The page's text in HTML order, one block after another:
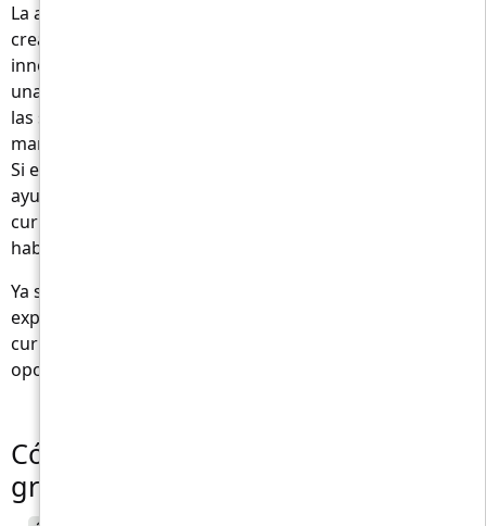
La aplicación Resume AI revoluciona el proceso de
creación de un perfil profesional. Con esta tecnología
innovadora, elaborar un currículum impactante ya no es
una tarea desalentadora. Puede crear fácilmente todas
las secciones necesarias para su currículum
manteniendo un tono coherente en todo el documento.
Si el inglés no es su primer idioma, nuestra aplicación lo
ayudará a superar la barrera del idioma y crear un
currículum que demuestre con precisión sus
habilidades y calificaciones.
Ya sea que sea un recién graduado o un profesional
experimentado, AI Resume Builder lo ayudará a crear un
currículum atractivo que le abrirá las puertas a nuevas
oportunidades.
Cómo hacer un CV profesional
gratis